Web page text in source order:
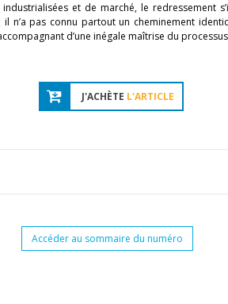
et de marché, le redressement
n’a pas connu partout un cheminement
d’une inégale maîtrise du
J'ACHÈTE L'ARTICLE
Accéder au sommaire du numéro